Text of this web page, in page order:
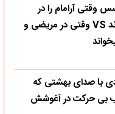
وقتی آرامام را در
جوانی میخواند VS وقتی در مریضی و
با صدای بهشتی که
بی حرکت در آغوشش